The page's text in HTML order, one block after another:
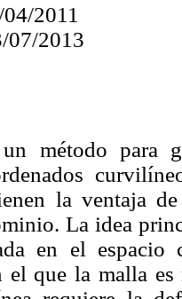
2011
07/2013
método para
la ventaja
La idea
en el espacio
el que la malla